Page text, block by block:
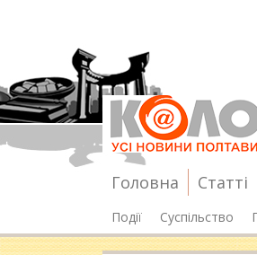
Головна Статті
Події Суспільство